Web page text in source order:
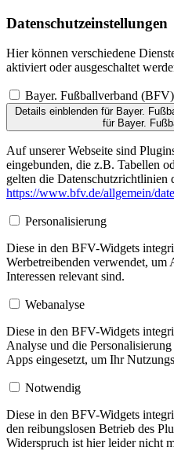
Datenschutzeinstellungen
Hier können verschiedene
aktiviert oder ausgeschaltet
Bayer. Fußballverband (BFV)
Details einblendenfür Bayer.
für Bayer.
Auf unserer Webseite sind
eingebunden, die z.B. Tabellen
gelten die Datenschutzrichtlinien
https://www.bfv.de/allgemein/
Personalisierung
Diese in den BFV-Widgets
Werbetreibenden verwendet, um
Interessen relevant sind.
Webanalyse
Diese in den BFV-Widgets
Analyse und die
Apps eingesetzt, um Ihr
Notwendig
Diese in den BFV-Widgets
den reibungslosen Betrieb des
Widerspruch ist hier leider nicht